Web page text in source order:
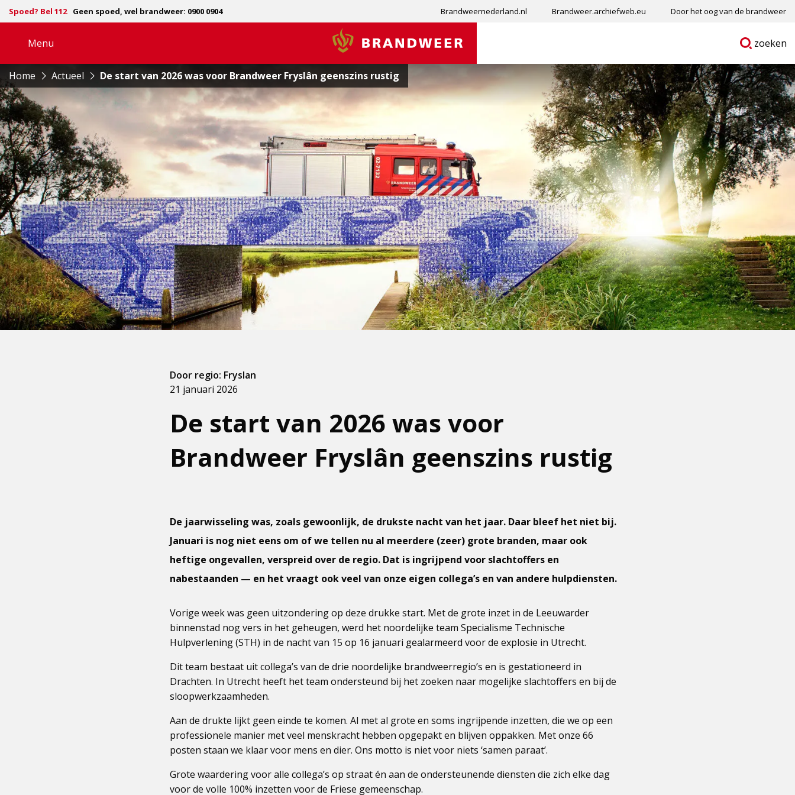
Spoed? Bel 112 Geen spoed, wel brandweer: 0900 0904 Brandweernederland.nl Brandweer.archiefweb.eu Door het oog van de brandweer
Menu
navigatie
Brandweer
Ga
zoeken
Home Actueel De start van 2026 was voor Brandweer Fryslân geenszins rustig
De start van 2026 was voor
Brandweer Fryslân geenszins rustig
21 januari 2026
Door regio: Fryslan
De jaarwisseling was, zoals gewoonlijk, de drukste nacht van het jaar. Daar bleef het niet bij.
Januari is nog niet eens om of we tellen nu al meerdere (zeer) grote branden, maar ook
heftige ongevallen, verspreid over de regio. Dat is ingrijpend voor slachtoffers en
nabestaanden — en het vraagt ook veel van onze eigen collega’s en van andere hulpdiensten.
Vorige week was geen uitzondering op deze drukke start. Met de grote inzet in de Leeuwarder
binnenstad nog vers in het geheugen, werd het noordelijke team Specialisme Technische
Hulpverlening (STH) in de nacht van 15 op 16 januari gealarmeerd voor de explosie in Utrecht.
Dit team bestaat uit collega’s van de drie noordelijke brandweerregio’s en is gestationeerd in
Drachten. In Utrecht heeft het team ondersteund bij het zoeken naar mogelijke slachtoffers en bij de
sloopwerkzaamheden.
Aan de drukte lijkt geen einde te komen. Al met al grote en soms ingrijpende inzetten, die we op een
professionele manier met veel menskracht hebben opgepakt en blijven oppakken. Met onze 66
posten staan we klaar voor mens en dier. Ons motto is niet voor niets ‘samen paraat’.
Grote waardering voor alle collega’s op straat én aan de ondersteunende diensten die zich elke dag
voor de volle 100% inzetten voor de Friese gemeenschap.